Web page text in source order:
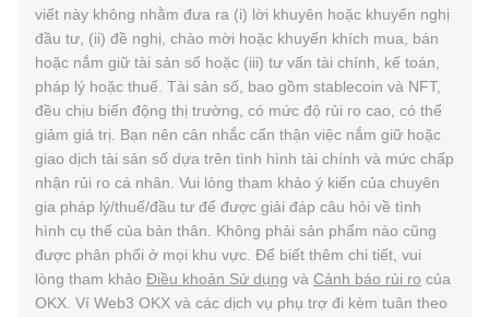
viết này không nhằm đưa ra (i) lời khuyên hoặc khuyến nghị
đầu tư, (ii) đề nghị, chào mời hoặc khuyến khích mua, bán
hoặc nắm giữ tài sản số hoặc (iii) tư vấn tài chính, kế toán,
pháp lý hoặc thuế. Tài sản số, bao gồm stablecoin và NFT,
đều chịu biến động thị trường, có mức độ rủi ro cao, có thể
giảm giá trị. Bạn nên cân nhắc cẩn thận việc nắm giữ hoặc
giao dịch tài sản số dựa trên tình hình tài chính và mức chấp
nhận rủi ro cá nhân. Vui lòng tham khảo ý kiến của chuyên
gia pháp lý/thuế/đầu tư để được giải đáp câu hỏi về tình
hình cụ thể của bản thân. Không phải sản phẩm nào cũng
được phân phối ở mọi khu vực. Để biết thêm chi tiết, vui
lòng tham khảo Điều khoản Sử dụng và Cảnh báo rủi ro của
OKX. Ví Web3 OKX và các dịch vụ phụ trợ đi kèm tuân theo